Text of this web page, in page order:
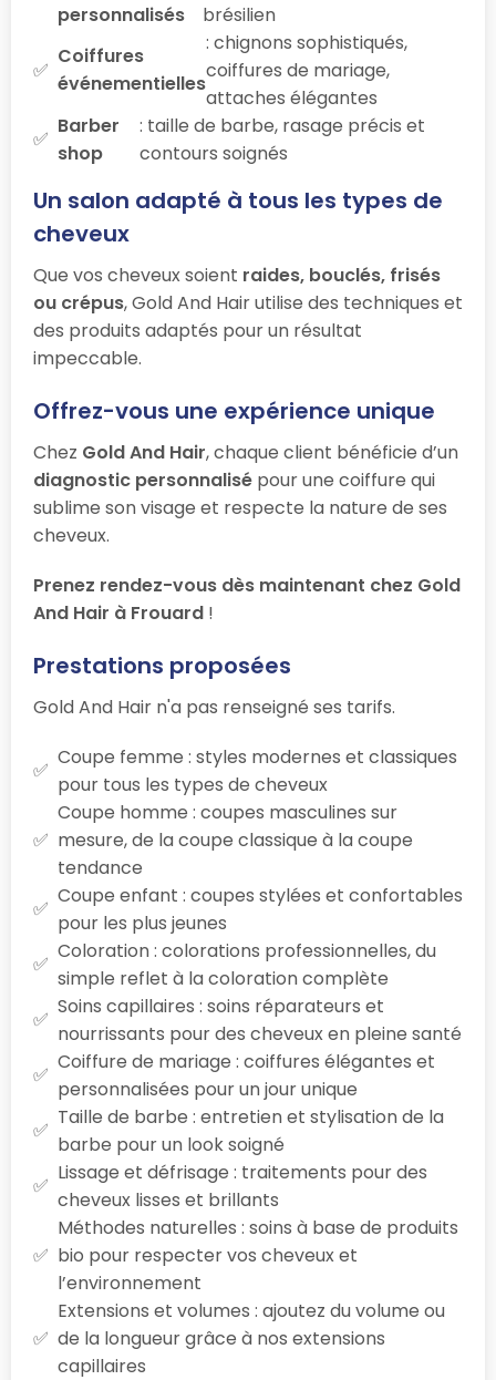
personnalisés
brésilien
Coiffures
événementielles
: chignons sophistiqués,
coiffures de mariage,
attaches élégantes
Barber
shop
: taille de barbe, rasage précis et
contours soignés
Un salon adapté à tous les types de
cheveux
Que vos cheveux soient raides, bouclés, frisés
ou crépus, Gold And Hair utilise des techniques et
des produits adaptés pour un résultat
impeccable.
Offrez-vous une expérience unique
Chez Gold And Hair, chaque client bénéficie d’un
diagnostic personnalisé pour une coiffure qui
sublime son visage et respecte la nature de ses
cheveux.
Prenez rendez-vous dès maintenant chez Gold
And Hair à Frouard !
Prestations proposées
Gold And Hair n'a pas renseigné ses tarifs.
Coupe femme : styles modernes et classiques
pour tous les types de cheveux
Coupe homme : coupes masculines sur
mesure, de la coupe classique à la coupe
tendance
Coupe enfant : coupes stylées et confortables
pour les plus jeunes
Coloration : colorations professionnelles, du
simple reflet à la coloration complète
Soins capillaires : soins réparateurs et
nourrissants pour des cheveux en pleine santé
Coiffure de mariage : coiffures élégantes et
personnalisées pour un jour unique
Taille de barbe : entretien et stylisation de la
barbe pour un look soigné
Lissage et défrisage : traitements pour des
cheveux lisses et brillants
Méthodes naturelles : soins à base de produits
bio pour respecter vos cheveux et
l’environnement
Extensions et volumes : ajoutez du volume ou
de la longueur grâce à nos extensions
capillaires